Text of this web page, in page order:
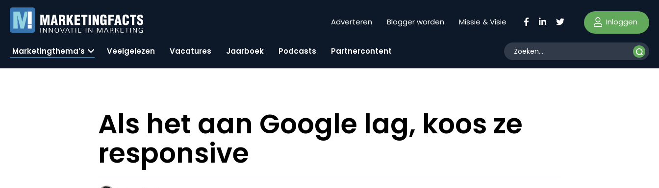
Adverteren Blogger worden Missie & Visie Inloggen
Marketingthema’s Veelgelezen Vacatures Jaarboek Podcasts Partnercontent
Als het aan Google lag, koos ze
responsive